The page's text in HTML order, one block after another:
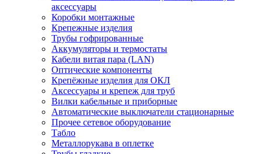
аксессуары
Коробки монтажные
Крепежные изделия
Трубы гофрированные
Аккумуляторы и термостаты
Кабели витая пара (LAN)
Оптические компоненты
Крепёжные изделия для ОКЛ
Аксессуары и крепеж для труб
Вилки кабельные и приборные
Автоматические выключатели стационарные
Прочее сетевое оборудование
Табло
Металлорукава в оплетке